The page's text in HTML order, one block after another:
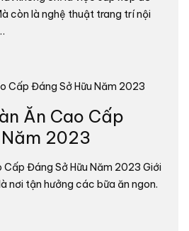
còn là nghệ thuật trang trí nội
Ăn Cao Cấp
2023
Cấp Đáng Sở Hữu Năm 2023 Giới
nơi tận hưởng các bữa ăn ngon.